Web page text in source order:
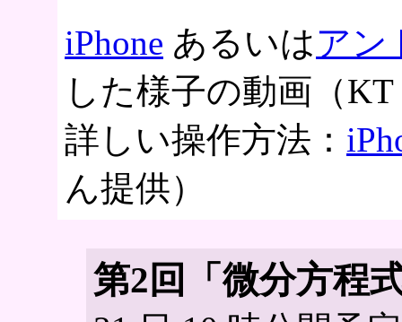
iPhone あるいはアン
した様子の動画（
詳しい操作方法：
ん提供）
第2回「微分方程